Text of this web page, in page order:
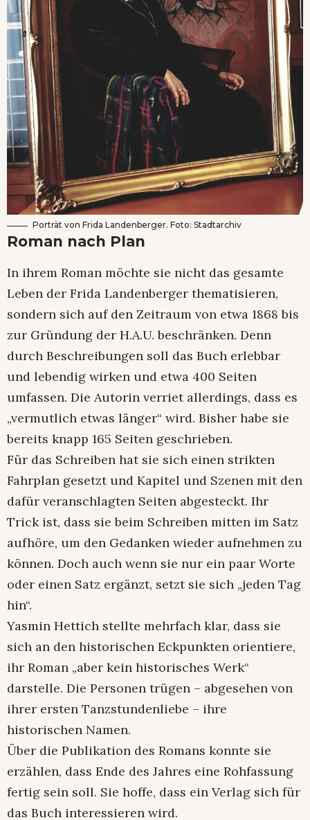
Porträt von Frida Landenberger. Foto: Stadtarchiv
Roman nach Plan
In ihrem Roman möchte sie nicht das gesamte
Leben der Frida Landenberger thematisieren,
sondern sich auf den Zeitraum von etwa 1868 bis
zur Gründung der H.A.U. beschränken. Denn
durch Beschreibungen soll das Buch erlebbar
und lebendig wirken und etwa 400 Seiten
umfassen. Die Autorin verriet allerdings, dass es
„vermutlich etwas länger“ wird. Bisher habe sie
bereits knapp 165 Seiten geschrieben.
Für das Schreiben hat sie sich einen strikten
Fahrplan gesetzt und Kapitel und Szenen mit den
dafür veranschlagten Seiten abgesteckt. Ihr
Trick ist, dass sie beim Schreiben mitten im Satz
aufhöre, um den Gedanken wieder aufnehmen zu
können. Doch auch wenn sie nur ein paar Worte
oder einen Satz ergänzt, setzt sie sich „jeden Tag
hin“.
Yasmin Hettich stellte mehrfach klar, dass sie
sich an den historischen Eckpunkten orientiere,
ihr Roman „aber kein historisches Werk“
darstelle. Die Personen trügen – abgesehen von
ihrer ersten Tanzstundenliebe – ihre
historischen Namen.
Über die Publikation des Romans konnte sie
erzählen, dass Ende des Jahres eine Rohfassung
fertig sein soll. Sie hoffe, dass ein Verlag sich für
das Buch interessieren wird.